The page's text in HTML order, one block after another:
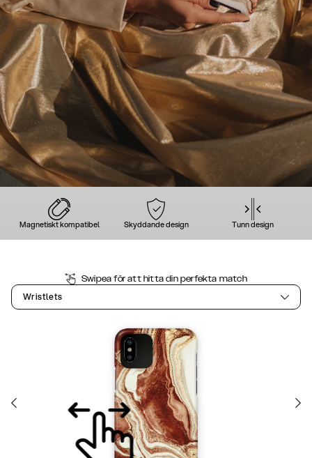
Magnetiskt kompatibel Skyddande design Tunn design
Swipea för att hitta din perfekta match
Wristlets